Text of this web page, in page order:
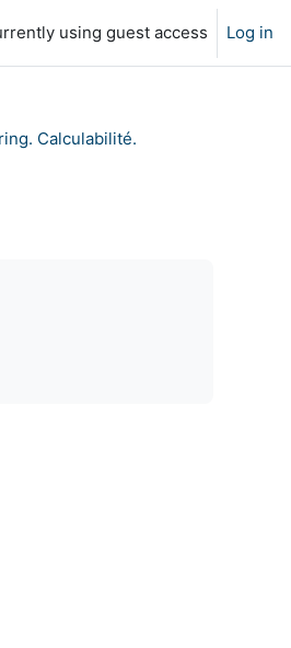
using guest access Log in
Calculabilité.